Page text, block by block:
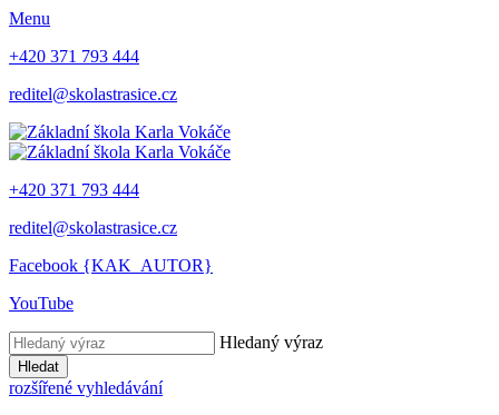
Menu
+420 371 793 444
reditel@skolastrasice.cz
+420 371 793 444
reditel@skolastrasice.cz
Facebook {KAK_AUTOR}
YouTube
Hledaný výraz
Hledat
rozšířené vyhledávání